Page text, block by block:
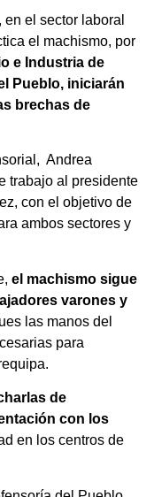
el sector laboral
el machismo, por
e Industria de
Pueblo, iniciarán
brechas de
Andrea
trabajo al presidente
con el objetivo de
ambos sectores y
el machismo sigue
varones y
ues las manos del
para
de
con los
en los centros de